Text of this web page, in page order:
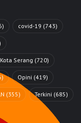
covid-19 (743)
Kota Serang (720)
Opini (419)
(355) Terkini (685)